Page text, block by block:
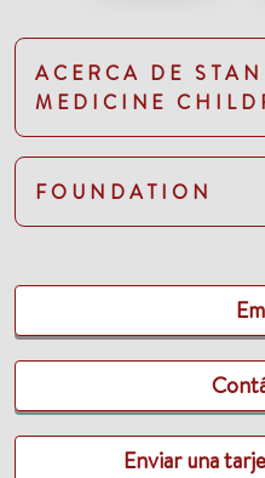
ACERCA DE
MEDICINE
FOUNDATION
Enviar una